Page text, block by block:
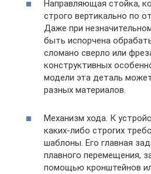
Направляющая стойка,
строго вертикально по
Даже при
быть испорчена
сломано сверло или
конструктивных
модели эта деталь
разных материалов.
Механизм хода. К
каких-либо строгих
шаблоны. Его главная
плавного перемещения,
помощью кронштейнов